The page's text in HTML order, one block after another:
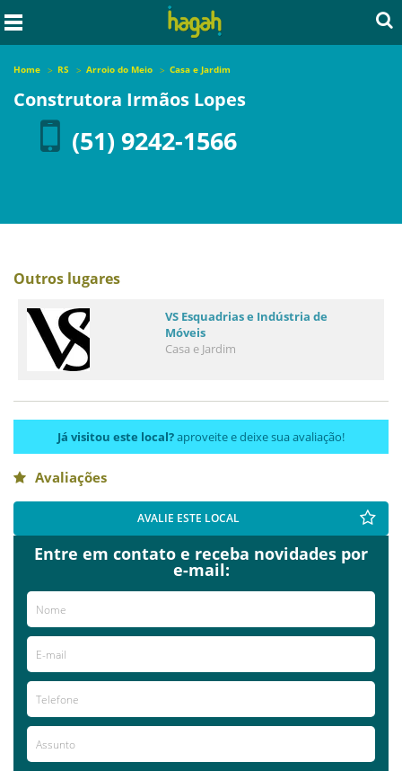
Home RS Arroio do Meio Casa e Jardim
Construtora Irmãos Lopes
(51) 9242-1566
Outros lugares
VS Esquadrias e Indústria de
Móveis
Casa e Jardim
Já visitou este local?aproveite e deixe sua avaliação!
Avaliações
AVALIE ESTE LOCAL
Entre em contato e receba novidades por
e-mail: